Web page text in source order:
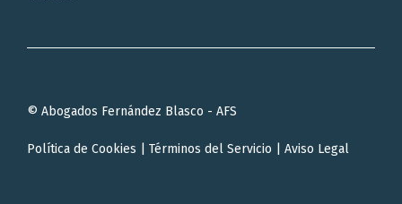
© Abogados Fernández Blasco - AFS
Política de Cookies Términos del Servicio Aviso Legal